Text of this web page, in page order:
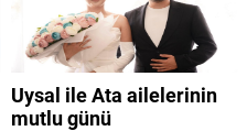
Uysal ile Ata ailelerinin
mutlu günü